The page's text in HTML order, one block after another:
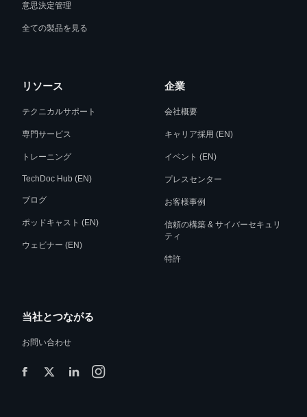
意思決定管理
全ての製品を見る
リソース
テクニカルサポート
専門サービス
トレーニング
TechDoc Hub (EN)
ブログ
ポッドキャスト (EN)
ウェビナー (EN)
企業
会社概要
キャリア採用 (EN)
イベント (EN)
プレスセンター
お客様事例
信頼の構築 & サイバーセキュリ
ティ
特許
当社とつながる
お問い合わせ